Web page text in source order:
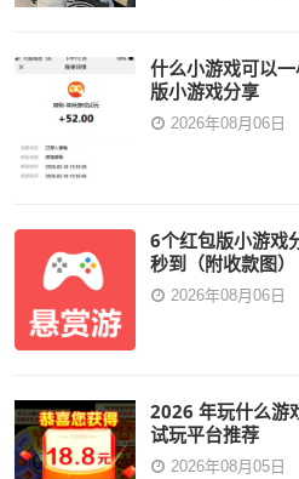
什么小游戏可以
版小游戏分享
2026年08月06日
6个红包版小游戏
秒到（附收款图）
2026年08月06日
2026 年玩什么游
试玩平台推荐
2026年08月05日